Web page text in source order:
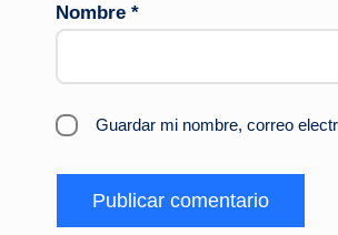
Nombre *
Guardar mi nombre, correo